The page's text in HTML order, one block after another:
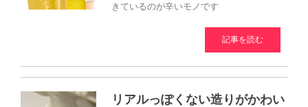
きているのが辛いモノです
記事を読む
リアルっぽくない造りがかわい